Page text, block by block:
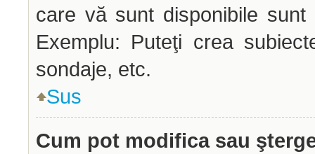
care vă sunt disponibile
Exemplu: Puteţi crea
sondaje, etc.
Sus
Cum pot modifica sau